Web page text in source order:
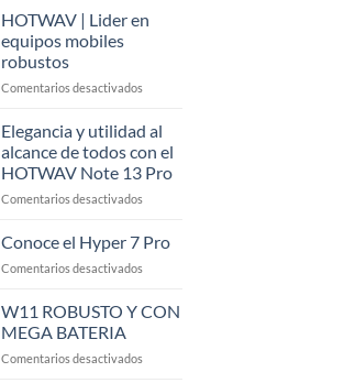
HOTWAV | Lider en
equipos mobiles
robustos
Comentarios desactivadosen
|
en
equipos
mobiles
Elegancia y utilidad al
alcance de todos con el
HOTWAV Note 13 Pro
Comentarios desactivadosen
y
al
de
el
Conoce el Hyper 7 Pro
Comentarios desactivadosen
el
Pro
W11 ROBUSTO Y CON
MEGA BATERIA
Comentarios desactivadosen